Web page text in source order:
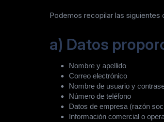
Podemos recopilar las
a) Datos
Nombre y apellido
Correo electrónico
Nombre de usuario y
Número de teléfono
Datos de empresa (razón
Información comercial o